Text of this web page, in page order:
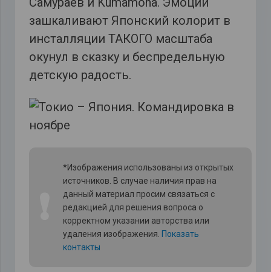
зашкаливают Японский колорит в
инсталляции ТАКОГО масштаба
окунул в сказку и беспредельную
детскую радость.
*Изображения использованы из открытых
источников. В случае наличия прав на
данный материал просим связаться с
редакцией для решения вопроса о
корректном указании авторства или
удаления изображения. Показать
контакты